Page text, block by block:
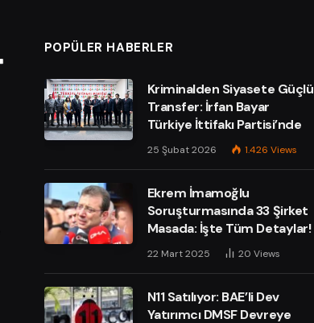
POPÜLER HABERLER
Kriminalden Siyasete Güçlü
Transfer: İrfan Bayar
Türkiye İttifakı Partisi’nde
25 Şubat 2026 1.426 Views
Ekrem İmamoğlu
Soruşturmasında 33 Şirket
Masada: İşte Tüm Detaylar!
22 Mart 2025 20 Views
N11 Satılıyor: BAE’li Dev
Yatırımcı DMSF Devreye